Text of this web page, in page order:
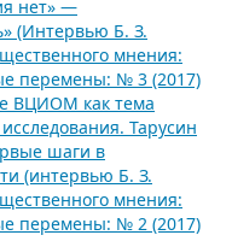
нет» —
(Интервью Б. З.
мнения:
перемены: № 3 (2017)
ВЦИОМ как тема
Тарусин
шаги в
(интервью Б. З.
мнения:
перемены: № 2 (2017)